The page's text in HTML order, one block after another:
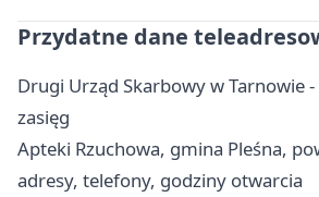
Przydatne dane
Drugi Urząd Skarbowy w Tarnowie
zasięg
Apteki Rzuchowa, gmina Pleśna,
adresy, telefony, godziny otwarcia